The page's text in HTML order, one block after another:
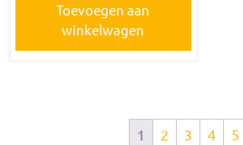
Toevoegen aan
winkelwagen
1 2 3 4 5